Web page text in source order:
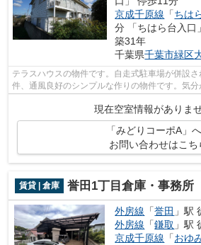
京成千原線 「ちは
分 「ちはら台入口
築31年
千葉県千葉市緑区
テラスハウスの物件です。自走式駐車場が併設
件、通風良好のシンプルな作りの物件です。気
現在空室情報がありませ
「みどりコーポA」
お問い合わせはこち
賃貸 | 倉庫 誉田1丁目倉庫・事務所
外房線 「誉田 」駅
外房線 「鎌取 」駅
京成千原線 「おゆ